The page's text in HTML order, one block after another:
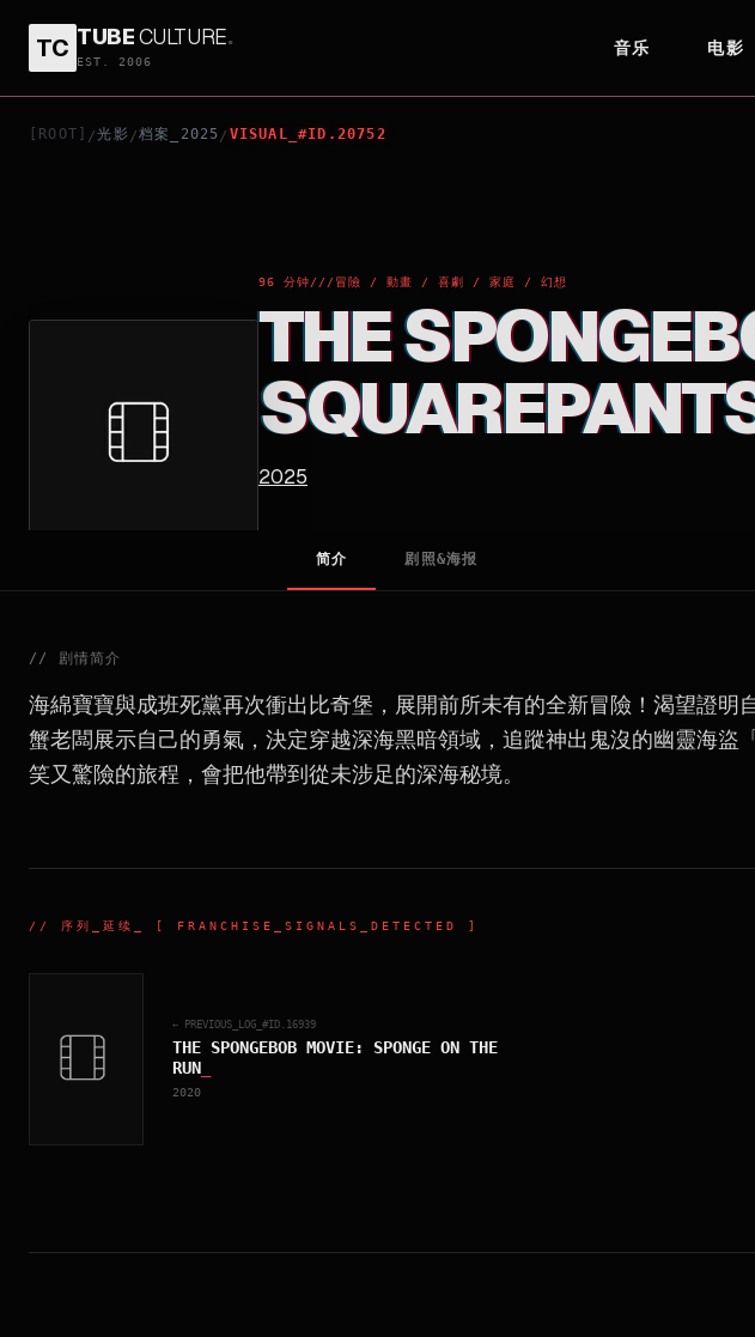
TC TUBECULTURE.
EST. 2006
音乐 电影
[ROOT] /光影 /档案_2025 / VISUAL_#ID.20752
96 分钟/// 冒險 / 動畫 / 喜劇 / 家庭 / 幻想
THE
2025
THE SPONGEBOB MOVIE: SEARCH FOR SQUAREPANTS
简介 剧照&海报
// 剧情简介
海綿寶寶與成班死黨再次衝出比奇堡，展開前所未有的全新冒險！渴望證明
蟹老闆展示自己的勇氣，決定穿越深海黑暗領域，追蹤神出鬼沒的幽靈海盜
笑又驚險的旅程，會把他帶到從未涉足的深海秘境。
// 序列_延续 _ [ FRANCHISE_SIGNALS_DETECTED ]
← PREVIOUS_LOG_#ID. 16939
THE SPONGEBOB MOVIE: SPONGE ON THE
RUN
2020